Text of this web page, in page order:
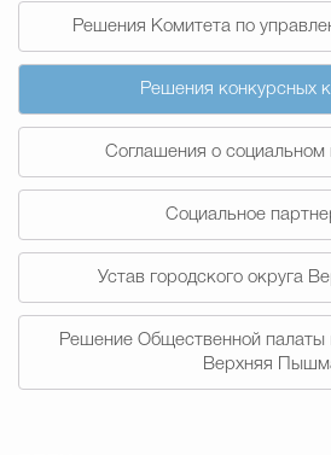
Решения Комитета по
Решения конкурсных
Соглашения о социальном
Социальное
Устав городского округа
Решение Общественной палаты
Верхняя